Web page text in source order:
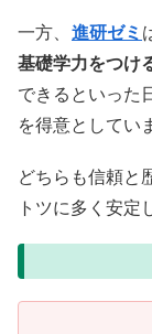
一方、 進研ゼミ
基礎学力をつけ
できるといった
を得意としてい
どちらも信頼と
トツに多く安定